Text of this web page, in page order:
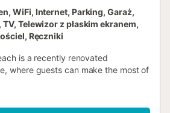
WiFi, Internet, Parking, Garaż,
Telewizor z płaskim ekranem,
Ręczniki
is a recently renovated
where guests can make the most of